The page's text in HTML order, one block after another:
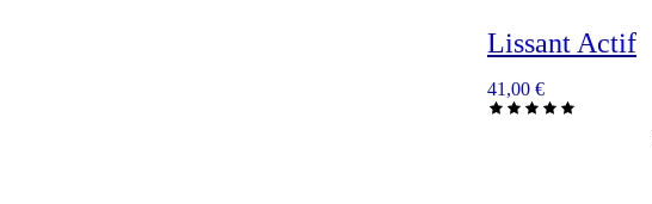
Lissant Actif
41,00 €